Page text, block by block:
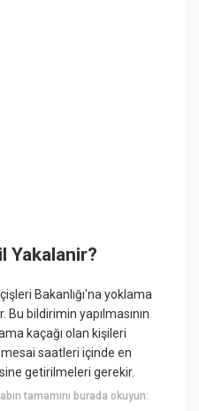
Yakalanir?
Bakanlığı'na yoklama
Bu bildirimin yapılmasının
kaçağı olan kişileri
saatleri içinde en
getirilmeleri gerekir.
tamamını burada okuyun: